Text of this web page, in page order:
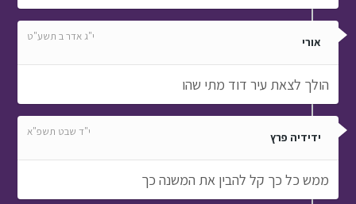
אורי י"ג אדר ב תשע"ט
הולך לצאת עיר דוד מתי שהו
ידידיה פרץ י"ד שבט תשפ"א
ממש כל כך קל להבין את המשנה כך